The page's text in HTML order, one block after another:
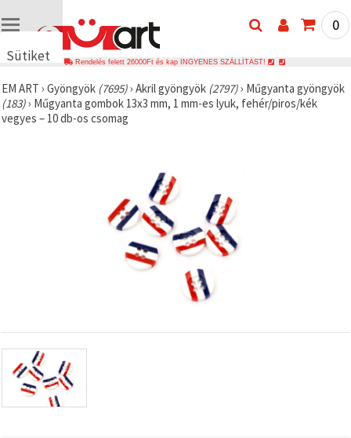
Sütiket
🍪 Cookie-
kat és
hasonló
a
valamint
relevánsabb
tartalmat
hirdetéseket
0
Rendelés felett 26000Ft és kap INGYENES SZÁLLÍTÁST!
EM ART › Gyöngyök (7695)› Akril gyöngyök (2797)› Műgyanta gyöngyök
(183)› Műgyanta gombok 13x3 mm, 1 mm-es lyuk, fehér/piros/kék
vegyes – 10 db-os csomag